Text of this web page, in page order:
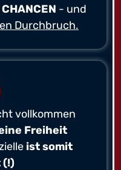
- und
Durchbruch.
vollkommen
Freiheit
ist somit
(!)